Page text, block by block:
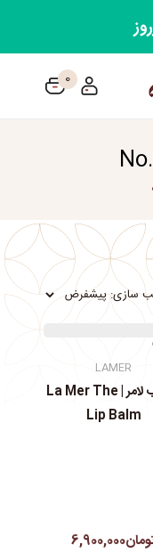
0
LAMER
بالم لب لامر | La Mer The
Lip Balm